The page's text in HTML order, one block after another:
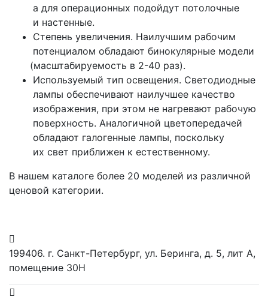
а для операционных подойдут потолочные
и настенные.
Степень увеличения. Наилучшим рабочим
потенциалом обладают бинокулярные модели
(масштабируемость в 2-40 раз).
Используемый тип освещения. Светодиодные
лампы обеспечивают наилучшее качество
изображения, при этом не нагревают рабочую
поверхность. Аналогичной цветопередачей
обладают галогенные лампы, поскольку
их свет приближен к естественному.
В нашем каталоге более 20 моделей из различной
ценовой категории.
199406. г. Санкт-Петербург, ул. Беринга, д. 5, лит А,
помещение 30Н